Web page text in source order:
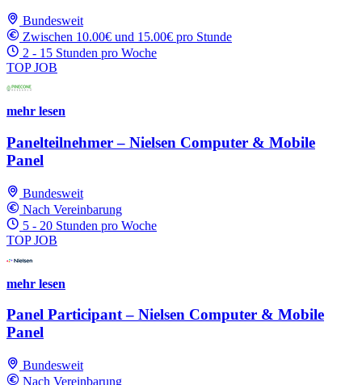
Bundesweit
Zwischen 10.00€ und 15.00€ pro Stunde
2 - 15 Stunden pro Woche
TOP JOB
mehr lesen
Panelteilnehmer – Nielsen Computer & Mobile
Panel
Bundesweit
Nach Vereinbarung
5 - 20 Stunden pro Woche
TOP JOB
mehr lesen
Panel Participant – Nielsen Computer & Mobile
Panel
Bundesweit
Nach Vereinbarung